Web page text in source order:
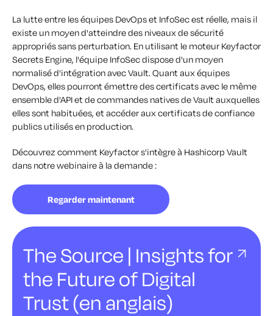
La lutte entre les équipes DevOps et InfoSec est réelle, mais il
existe un moyen d'atteindre des niveaux de sécurité
appropriés sans perturbation. En utilisant le moteur Keyfactor
Secrets Engine, l'équipe InfoSec dispose d'un moyen
normalisé d'intégration avec Vault. Quant aux équipes
DevOps, elles pourront émettre des certificats avec le même
ensemble d'API et de commandes natives de Vault auxquelles
elles sont habituées, et accéder aux certificats de confiance
publics utilisés en production.
Découvrez comment Keyfactor s'intègre à Hashicorp Vault
dans notre webinaire à la demande :
Regarder maintenant
The Source | Insights for
the Future of Digital
Trust (en anglais)